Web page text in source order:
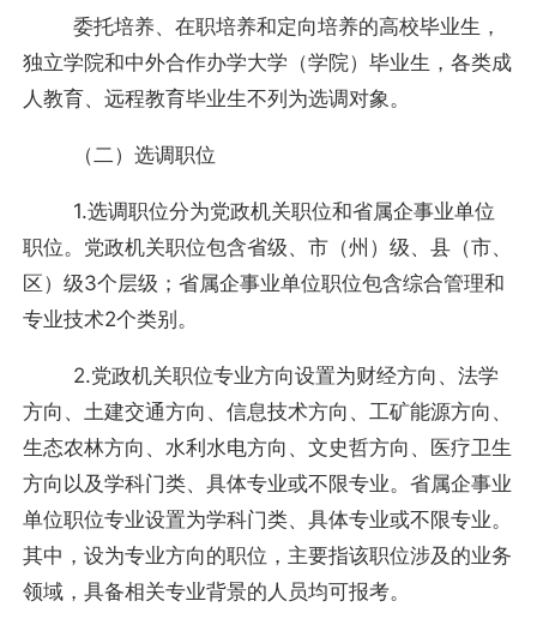
委托培养、在职培养和定向培养的高校毕业生，
独立学院和中外合作办学大学（学院）毕业生，各类成
人教育、远程教育毕业生不列为选调对象。
（二）选调职位
1.选调职位分为党政机关职位和省属企事业单位
职位。党政机关职位包含省级、市（州）级、县（市、
区）级3个层级；省属企事业单位职位包含综合管理和
专业技术2个类别。
2.党政机关职位专业方向设置为财经方向、法学
方向、土建交通方向、信息技术方向、工矿能源方向、
生态农林方向、水利水电方向、文史哲方向、医疗卫生
方向以及学科门类、具体专业或不限专业。省属企事业
单位职位专业设置为学科门类、具体专业或不限专业。
其中，设为专业方向的职位，主要指该职位涉及的业务
领域，具备相关专业背景的人员均可报考。